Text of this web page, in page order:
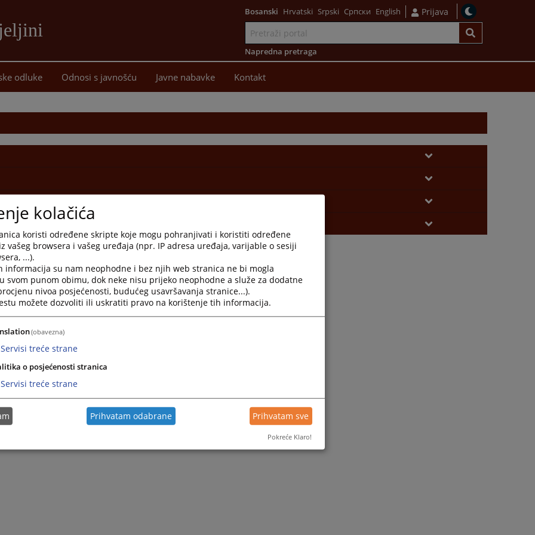
sadržaj
Bosanski Hrvatski Srpski Српски English Prijava
Napredna pretraga
odluke Odnosi s javnošću Javne nabavke Kontakt
kolačića
koristi određene skripte koje mogu pohranjivati i koristiti određene
vašeg browsera i vašeg uređaja (npr. IP adresa uređaja, varijable o sesiji
...).
informacija su nam neophodne i bez njih web stranica ne bi mogla
svom punom obimu, dok neke nisu prijeko neophodne a služe za dodatne
nivoa posjećenosti, budućeg usavršavanja stranice...).
možete dozvoliti ili uskratiti pravo na korištenje tih informacija.
(obavezna)
Servisi treće strane
o posjećenosti stranica
Servisi treće strane
Prihvatam odabrane Prihvatam sve
Pokreće Klaro!